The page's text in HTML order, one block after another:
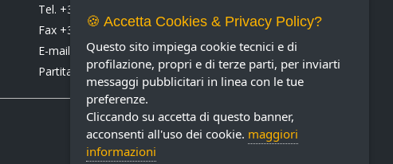
Tel. +39 0464 424258
Fax +39 0464 430938
E-mail:
marenga@marenga.it
Partita IVA IT02232370227
🍪 Accetta Cookies & Privacy Policy?
Questo sito impiega cookie tecnici e di
profilazione, propri e di terze parti, per inviarti
messaggi pubblicitari in linea con le tue
preferenze.
Cliccando su accetta di questo banner,
acconsenti all'uso dei cookie. maggiori
informazioni